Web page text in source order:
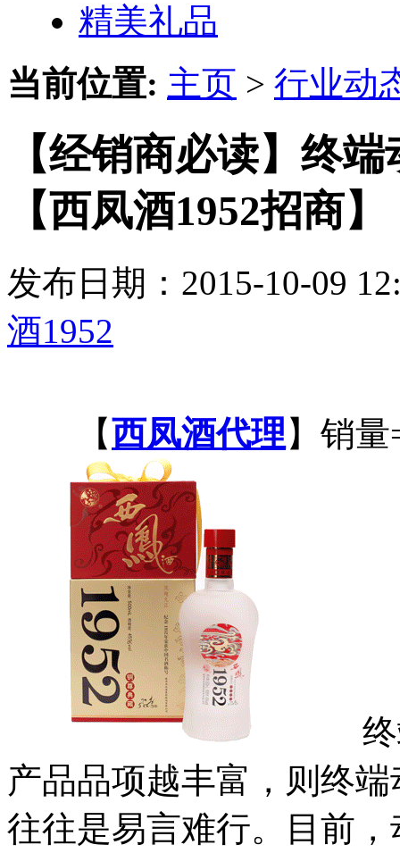
精美礼品
当前位置: 主页 > 行业动
【经销商必读】终
【西凤酒1952招商】
发布日期：2015-10-09
酒1952
【西凤酒代理 】销
终端
产品品项越丰富，则终
往往是易言难行。目前